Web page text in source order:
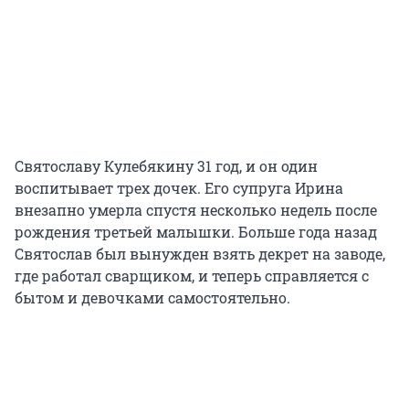
Святославу Кулебякину 31 год, и он один
воспитывает трех дочек. Его супруга Ирина
внезапно умерла спустя несколько недель после
рождения третьей малышки. Больше года назад
Святослав был вынужден взять декрет на заводе,
где работал сварщиком, и теперь справляется с
бытом и девочками самостоятельно.